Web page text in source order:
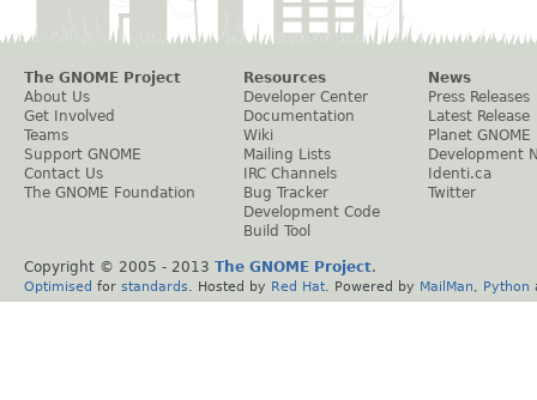
The GNOME Project
About Us
Get Involved
Teams
Support GNOME
Contact Us
The GNOME Foundation
Resources
Developer Center
Documentation
Wiki
Mailing Lists
IRC Channels
Bug Tracker
Development Code
Build Tool
News
Press Releases
Latest Release
Planet GNOME
Development
Identi.ca
Twitter
Copyright © 2005 - 2013 The GNOME Project.
Optimised for standards . Hosted by Red Hat . Powered by MailMan Python